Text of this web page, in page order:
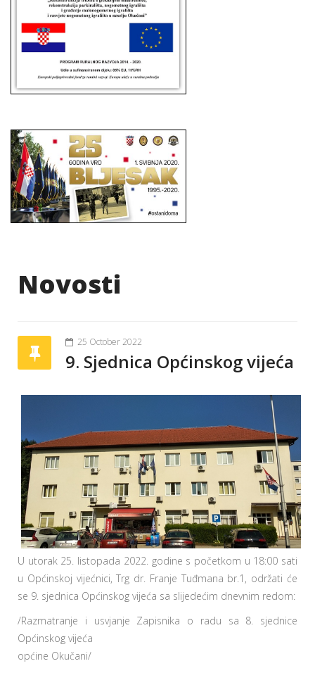
Novosti
25 October 2022
9. Sjednica Općinskog vijeća
U utorak 25. listopada 2022. godine s početkom u 18:00 sati
u Općinskoj vijećnici, Trg dr. Franje Tuđmana br.1, održati će
se 9. sjednica Općinskog vijeća sa slijedećim dnevnim redom:
/Razmatranje i usvjanje Zapisnika o radu sa 8. sjednice
Općinskog vijeća
općine Okučani/